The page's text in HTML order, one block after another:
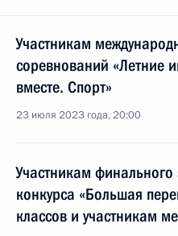
Участникам
соревнований «Летние
вместе. Спорт»
23 июля 2023 года, 20:00
Участникам финального
конкурса «Большая
классов и участникам